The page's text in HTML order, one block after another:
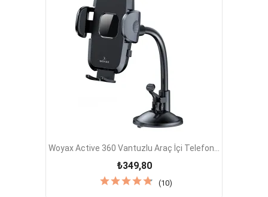
Woyax Active 360 Vantuzlu Araç İçi Telefon...
₺349,80
(10)